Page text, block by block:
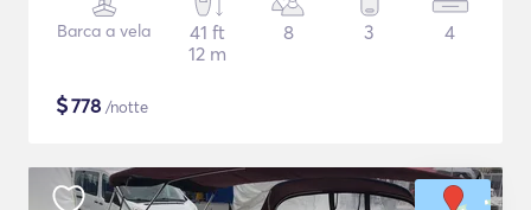
Barca a vela
41 ft
12 m
8 3 4
$778 /notte